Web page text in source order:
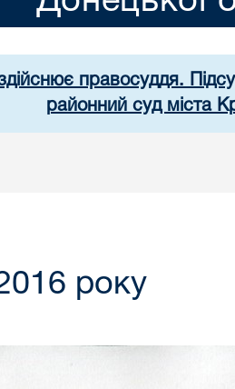
правосуддя.
районний суд міста
року